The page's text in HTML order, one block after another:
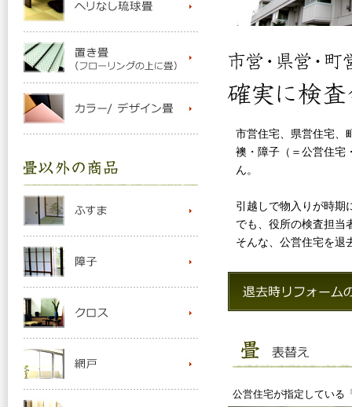
市営住宅、県営住宅、
襖・障子（＝公営住宅
ん。
引越しで物入りが時期
でも、役所の検査担当
そんな、公営住宅を退
公営住宅が指定している